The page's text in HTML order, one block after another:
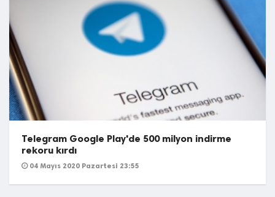
Telegram Google Play'de 500 milyon indirme
rekoru kırdı
04 Mayıs 2020 Pazartesi 23:55